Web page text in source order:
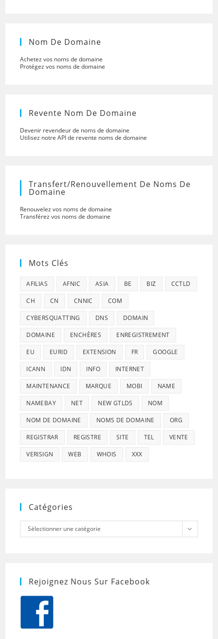
Nom De Domaine
Achetez vos noms de domaine
Protégez vos noms de domaine
Revente Nom De Domaine
Devenir revendeur de noms de domaine
Utilisez notre API de revente noms de domaine
Transfert/renouvellement De Noms De
Domaine
Renouvelez vos noms de domaine
Transférez vos noms de domaine
Mots Clés
AFILIAS AFNIC ASIA BE BIZ CCTLD
CH CN CNNIC COM
CYBERSQUATTING DNS DOMAIN
DOMAINE ENCHÈRES ENREGISTREMENT
EU EURID EXTENSION FR GOOGLE
ICANN IDN INFO INTERNET
MAINTENANCE MARQUE MOBI NAME
NAMEBAY NET NEW GTLDS NOM
NOM DE DOMAINE NOMS DE DOMAINE ORG
REGISTRAR REGISTRE SITE TEL VENTE
VERISIGN WEB WHOIS XXX
Catégories
Catégories
Sélectionner une catégorie
Rejoignez Nous Sur Facebook